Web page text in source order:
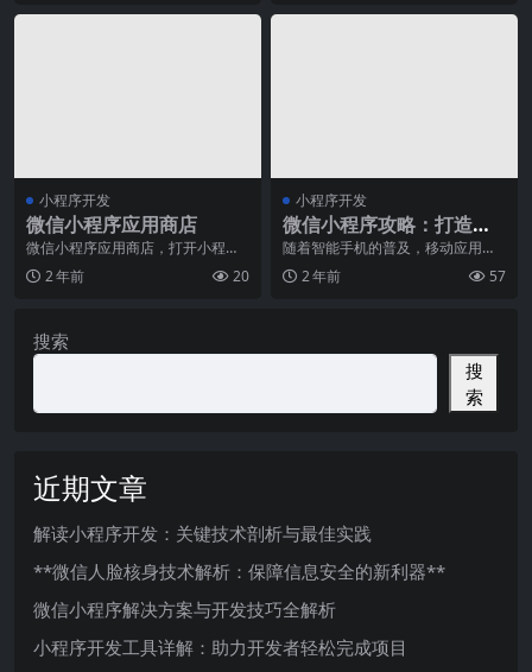
小程序开发
微信小程序应用商店
微信小程序应用商店，打开小程序
融入万千商机随着移动互联网的迅
猛发展，人们对于手机
2 年前 20
小程序开发
微信小程序攻略：打造热
门应用的秘诀
随着智能手机的普及，移动应用已
经成为人们日常生活不可或缺的一
部分。微信小程序作为
2 年前 57
搜索
搜
索
近期文章
解读小程序开发：关键技术剖析与最佳实践
**微信人脸核身技术解析：保障信息安全的新利器**
微信小程序解决方案与开发技巧全解析
小程序开发工具详解：助力开发者轻松完成项目